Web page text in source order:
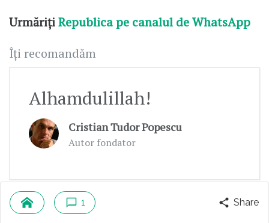
UrmărițiRepublica pe canalul de WhatsApp
Îți recomandăm
Alhamdulillah!
Cristian Tudor Popescu
Autor fondator
1 Share